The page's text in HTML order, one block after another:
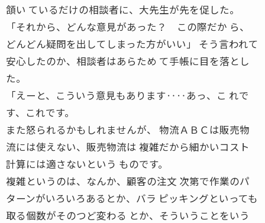
頷い ているだけの相談者に、大先生が先を促した。
「それから、どんな意見があった？ この際だか ら、
どんどん疑問を出してしまった方がいい」 そう言われて
安心したのか、相談者はあらため て手帳に目を落とし
た。
「えーと、こういう意見もあります‥‥あっ、こ れで
す、これです。
また怒られるかもしれませんが、 物流ＡＢＣは販売物
流には使えない、販売物流は 複雑だから細かいコスト
計算には適さないという ものです。
複雑というのは、なんか、顧客の注文 次第で作業のパ
ターンがいろいろあるとか、バラ ピッキングといっても
取る個数がそのつど変わる とか、そういうことをいう